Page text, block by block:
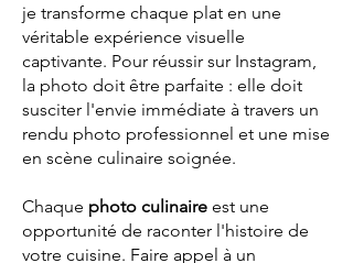
je transforme chaque plat en une
véritable expérience visuelle
captivante. Pour réussir sur Instagram,
la photo doit être parfaite : elle doit
susciter l'envie immédiate à travers un
rendu photo professionnel et une mise
en scène culinaire soignée.
Chaque photo culinaire est une
opportunité de raconter l'histoire de
votre cuisine. Faire appel à un